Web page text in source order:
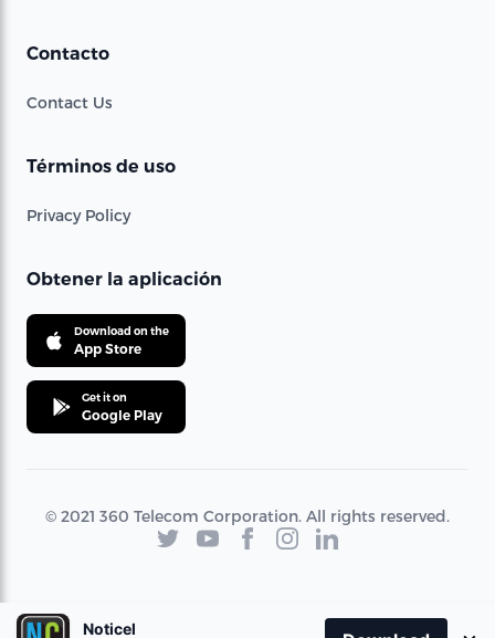
Contacto
Contact Us
Términos de uso
Privacy Policy
Obtener la aplicación
Download on the
App Store
Get it on
Google Play
© 2021 360 Telecom Corporation. All rights reserved.
Noticel